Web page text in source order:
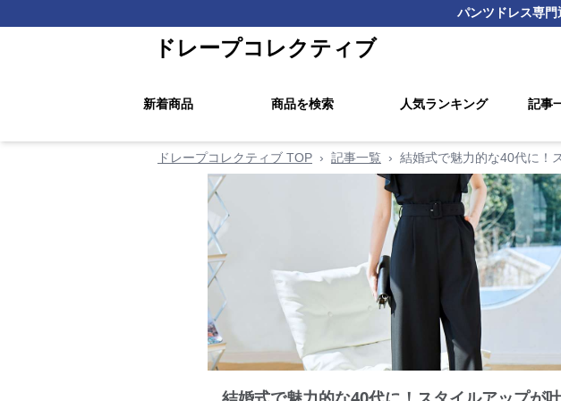
パンツドレス専門
ドレープコレクティブ
新着商品 商品を検索 人気ランキング 記事
ドレープコレクティブ TOP › 記事一覧 › 結婚式で魅力的な40代に！